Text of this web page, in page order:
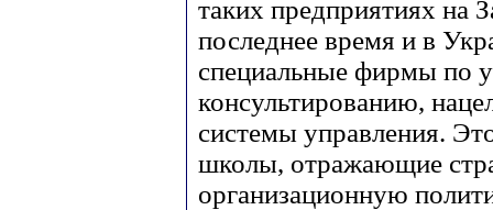
таких предприятиях на
последнее время и в
специальные фирмы по
консультированию,
системы управления.
школы, отражающие
организационную